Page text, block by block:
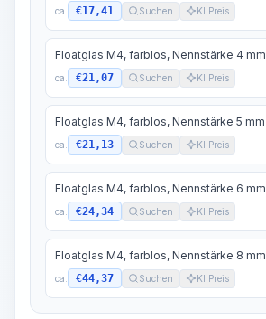
ca. €17,41 Suchen KI Preis
Floatglas M4, farblos, Nennstärke 4 mm
ca. €21,07 Suchen KI Preis
Floatglas M4, farblos, Nennstärke 5 mm
ca. €21,13 Suchen KI Preis
Floatglas M4, farblos, Nennstärke 6 mm
ca. €24,34 Suchen KI Preis
Floatglas M4, farblos, Nennstärke 8 mm
ca. €44,37 Suchen KI Preis